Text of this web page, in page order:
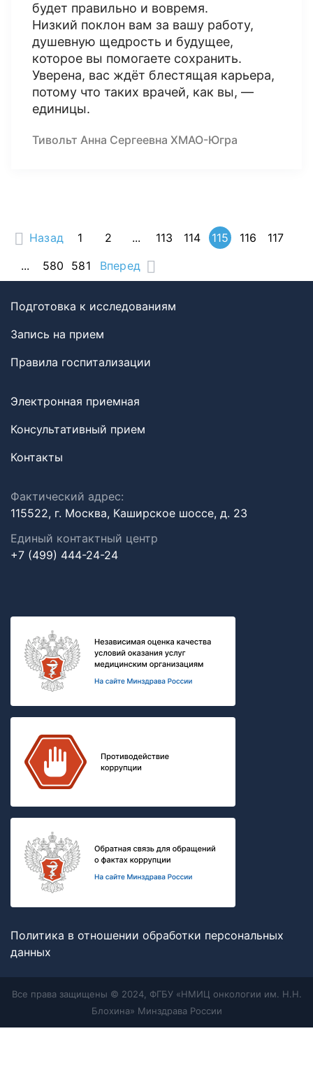
будет правильно и вовремя.
Низкий поклон вам за вашу работу,
душевную щедрость и будущее,
которое вы помогаете сохранить.
Уверена, вас ждёт блестящая карьера,
потому что таких врачей, как вы, —
единицы.
Тивольт Анна Сергеевна ХМАО-Югра
Назад 1 2 ... 113 114 115 116
117
...
580 581 Вперед
Подготовка к исследованиям
Запись на прием
Правила госпитализации
Электронная приемная
Консультативный прием
Контакты
Фактический адрес:
115522, г. Москва, Каширское шоссе, д. 23
Единый контактный центр
+7 (499) 444-24-24
Политика в отношении обработки персональных
данных
Все права защищены © 2024, ФГБУ «НМИЦ онкологии им. Н.Н.
Блохина» Минздрава России